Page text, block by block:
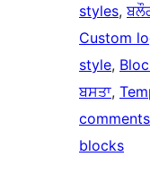
styles,
Custom
style,
ਬਸਤਾ,
comments
blocks